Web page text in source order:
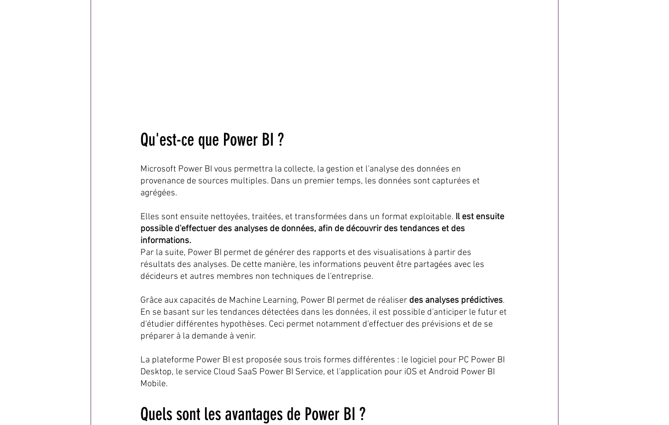
Qu'est-ce que Power BI ?
Microsoft Power BI vous permettra la collecte, la gestion et l'analyse des données en
provenance de sources multiples. Dans un premier temps, les données sont capturées et
agrégées.
Elles sont ensuite nettoyées, traitées, et transformées dans un format exploitable. Il est ensuite
possible d'effectuer des analyses de données, afin de découvrir des tendances et des
informations.
Par la suite, Power BI permet de générer des rapports et des visualisations à partir des
résultats des analyses. De cette manière, les informations peuvent être partagées avec les
décideurs et autres membres non techniques de l'entreprise.
Grâce aux capacités de Machine Learning, Power BI permet de réaliser des analyses prédictives.
En se basant sur les tendances détectées dans les données, il est possible d'anticiper le futur et
d'étudier différentes hypothèses. Ceci permet notamment d'effectuer des prévisions et de se
préparer à la demande à venir.
La plateforme Power BI est proposée sous trois formes différentes : le logiciel pour PC Power BI
Desktop, le service Cloud SaaS Power BI Service, et l'application pour iOS et Android Power BI
Mobile.
Quels sont les avantages de Power BI ?